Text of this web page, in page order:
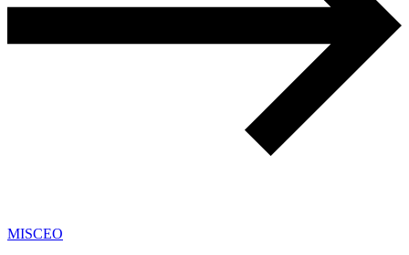
MISCEO